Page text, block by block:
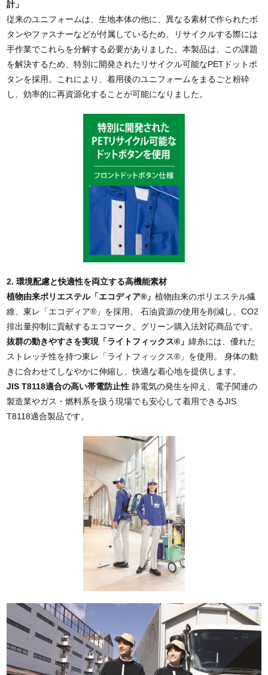
計」
従来のユニフォームは、生地本体の他に、異なる素材で作られたボ
タンやファスナーなどが付属しているため、リサイクルする際には
手作業でこれらを分解する必要がありました。本製品は、この課題
を解決するため、特別に開発されたリサイクル可能なPETドットボ
タンを採用。これにより、着用後のユニフォームをまるごと粉砕
し、効率的に再資源化することが可能になりました。
2. 環境配慮と快適性を両立する高機能素材
植物由来ポリエステル「エコディア®」植物由来のポリエステル繊
維、東レ「エコディア®」を採用。 石油資源の使用を削減し、CO2
排出量抑制に貢献するエコマーク、グリーン購入法対応商品です。
抜群の動きやすさを実現「ライトフィックス®」緯糸には、優れた
ストレッチ性を持つ東レ「ライトフィックス®」を使用。 身体の動
きに合わせてしなやかに伸縮し、快適な着心地を提供します。
JIS T8118適合の高い帯電防止性 静電気の発生を抑え、電子関連の
製造業やガス・燃料系を扱う現場でも安心して着用できるJIS
T8118適合製品です。